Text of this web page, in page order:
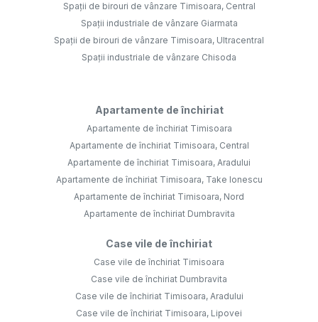
Spații de birouri de vânzare Timisoara, Central
Spații industriale de vânzare Giarmata
Spații de birouri de vânzare Timisoara, Ultracentral
Spații industriale de vânzare Chisoda
Apartamente de închiriat
Apartamente de închiriat Timisoara
Apartamente de închiriat Timisoara, Central
Apartamente de închiriat Timisoara, Aradului
Apartamente de închiriat Timisoara, Take Ionescu
Apartamente de închiriat Timisoara, Nord
Apartamente de închiriat Dumbravita
Case vile de închiriat
Case vile de închiriat Timisoara
Case vile de închiriat Dumbravita
Case vile de închiriat Timisoara, Aradului
Case vile de închiriat Timisoara, Lipovei